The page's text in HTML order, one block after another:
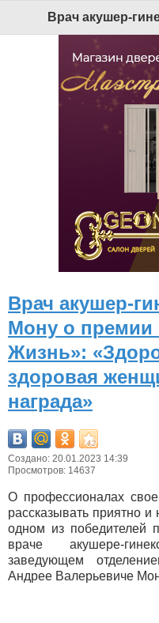
Врач акушер-
Мону о премии
Жизнь»:
здоровая
награда»
Создано: 20.01.2023 14:39
Просмотров: 14637
О профессионалах
рассказывать приятно и
одном из победителей
враче акушере-
заведующем
Андрее Валерьевиче